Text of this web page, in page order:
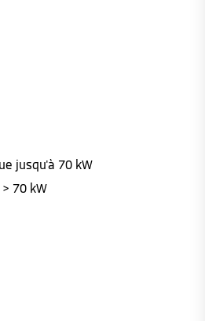
jusqu'à 70 kW
70 kW